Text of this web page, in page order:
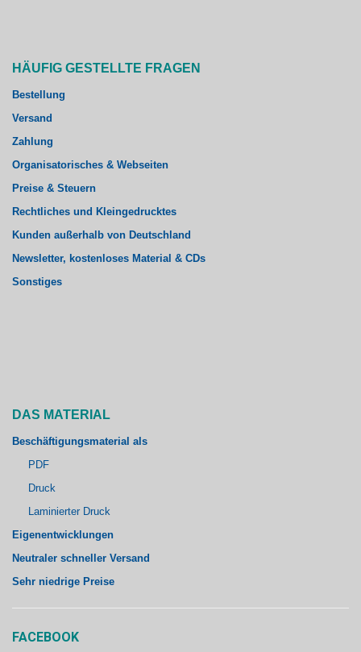
HÄUFIG GESTELLTE FRAGEN
Bestellung
Versand
Zahlung
Organisatorisches & Webseiten
Preise & Steuern
Rechtliches und Kleingedrucktes
Kunden außerhalb von Deutschland
Newsletter, kostenloses Material & CDs
Sonstiges
DAS MATERIAL
Beschäftigungsmaterial als
PDF
Druck
Laminierter Druck
Eigenentwicklungen
Neutraler schneller Versand
Sehr niedrige Preise
FACEBOOK